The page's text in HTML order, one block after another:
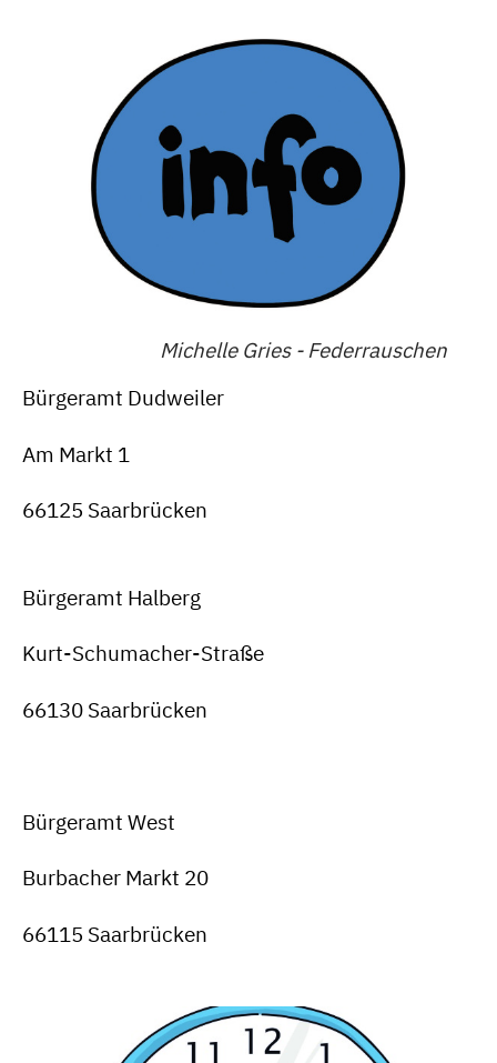
Michelle Gries - Federrauschen
Bürgeramt Dudweiler
Am Markt 1
66125 Saarbrücken
Bürgeramt Halberg
Kurt-Schumacher-Straße
66130 Saarbrücken
Bürgeramt West
Burbacher Markt 20
66115 Saarbrücken